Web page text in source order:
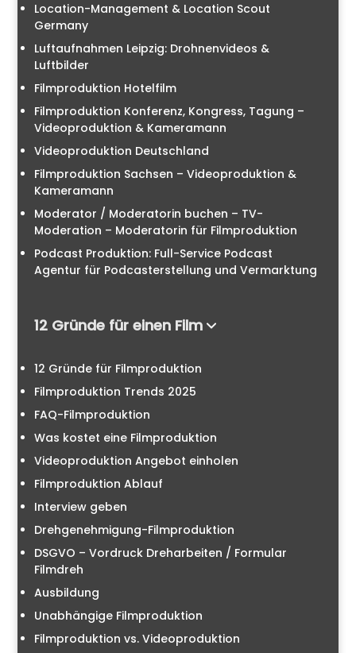
Location-Management & Location Scout
Germany
Luftaufnahmen Leipzig: Drohnenvideos &
Luftbilder
Filmproduktion Hotelfilm
Filmproduktion Konferenz, Kongress, Tagung –
Videoproduktion & Kameramann
Videoproduktion Deutschland
Filmproduktion Sachsen – Videoproduktion &
Kameramann
Moderator / Moderatorin buchen – TV-
Moderation – Moderatorin für Filmproduktion
Podcast Produktion: Full-Service Podcast
Agentur für Podcasterstellung und Vermarktung
12 Gründe für einen Film
12 Gründe für Filmproduktion
Filmproduktion Trends 2025
FAQ-Filmproduktion
Was kostet eine Filmproduktion
Videoproduktion Angebot einholen
Filmproduktion Ablauf
Interview geben
Drehgenehmigung-Filmproduktion
DSGVO – Vordruck Dreharbeiten / Formular
Filmdreh
Ausbildung
Unabhängige Filmproduktion
Filmproduktion vs. Videoproduktion